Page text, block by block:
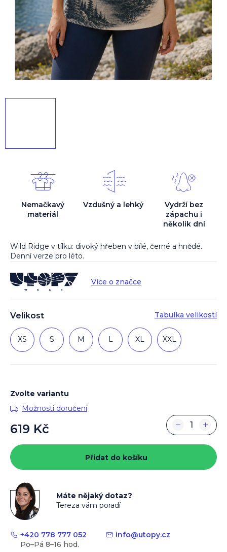
Velikost Tabulka velikostí
XS S M L XL XXL
Wild Ridge v tílku: divoký hřeben v bílé, černé a hnědé.
Denní verze pro léto.
Více o značce
Nemačkavý
materiál
Vzdušný a lehký
Vydrží bez
zápachu i
několik dní
Zvolte variantu
Možnosti doručení
619 Kč
cena:
+
−
Přidat do košíku
Máte nějaký dotaz?
Tereza vám poradí
+420 778 777 052 info@utopy.cz